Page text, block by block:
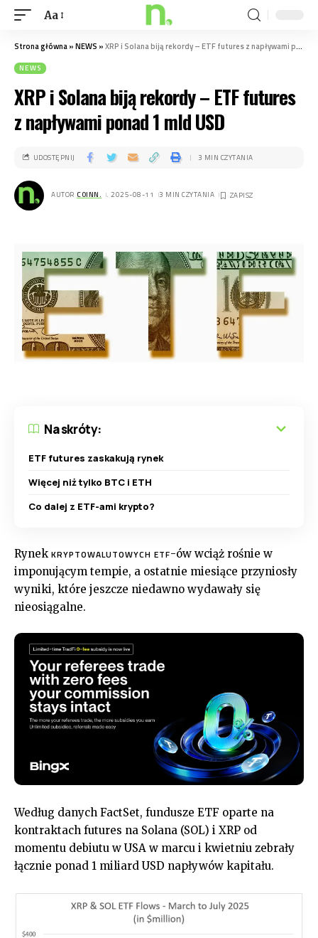
Aa
Strona główna»NEWS »XRP i Solana biją rekordy – ETF futures z napływami ponad 1 mld USD
NEWS
XRP i Solana biją rekordy – ETF futures
z napływami ponad 1 mld USD
AUTOR COINN. . 2025-08-11 3 MIN CZYTANIA
UDOSTĘPNIJ 3 MIN CZYTANIA
Na skróty:
ETF futures zaskakują rynek
Więcej niż tylko BTC i ETH
Co dalej z ETF-ami krypto?
Rynek KRYPTOWALUTOWYCH ETF-ów wciąż rośnie w
imponującym tempie, a ostatnie miesiące przyniosły
wyniki, które jeszcze niedawno wydawały się
nieosiągalne.
Według danych FactSet, fundusze ETF oparte na
kontraktach futures na Solana (SOL) i XRP od
momentu debiutu w USA w marcu i kwietniu zebrały
łącznie ponad 1 miliard USD napływów kapitału.